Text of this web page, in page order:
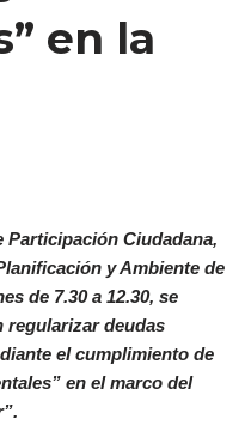
en la
Participación Ciudadana,
y Ambiente de
de 7.30 a 12.30, se
regularizar deudas
el cumplimiento de
en el marco del